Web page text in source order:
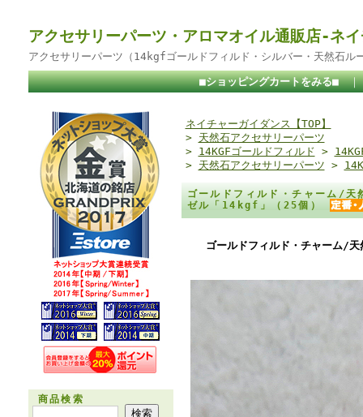
アクセサリーパーツ・アロマオイル通販店-ネ
アクセサリーパーツ（14kgfゴールドフィルド・シルバー・天然石ル
■ショッピングカートをみる■
商品検索
ネイチャーガイダンス【TOP】
> 天然石アクセサリーパーツ
> 14KGFゴールドフィルド >
> 天然石アクセサリーパーツ >
ゴールドフィルド・チャーム/天
ゼル「14kgf」（25個）
ゴールドフィルド・チャーム/天